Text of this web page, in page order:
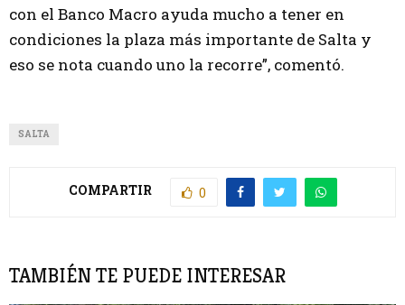
con el Banco Macro ayuda mucho a tener en
condiciones la plaza más importante de Salta y
eso se nota cuando uno la recorre”, comentó.
SALTA
COMPARTIR 0
TAMBIÉN TE PUEDE INTERESAR